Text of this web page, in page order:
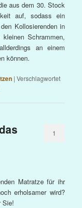
aus dem 30. Stock
auf, sodass ein
Kollosierenden in
Schrammen,
an einem
können.
|Verschlagwortet
1
Matratze für ihr
erholsamer wird?
Sie!